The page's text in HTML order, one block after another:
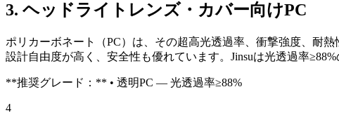
3. ヘッドライトレンズ・カバー向けPC
ポリカーボネート（PC）は、その超高光透過率、衝撃強度、耐
設計自由度が高く、安全性も優れています。Jinsuは光透過率
**推奨グレード：** • 透明PC — 光透過率≥88%
4